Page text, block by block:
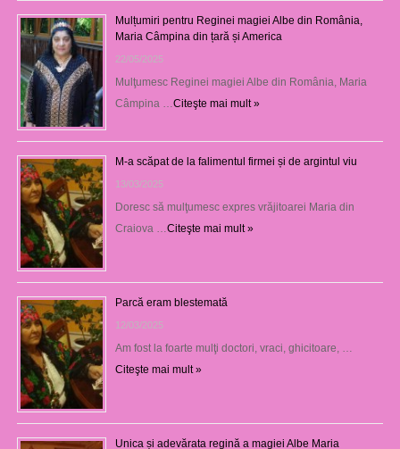
Mulțumiri pentru Reginei magiei Albe din România,
Maria Câmpina din țară și America
22/05/2025
Mulţumesc Reginei magiei Albe din România, Maria
Câmpina … Citeşte mai mult »
M-a scăpat de la falimentul firmei și de argintul viu
13/03/2025
Doresc să mulţumesc expres vrăjitoarei Maria din
Craiova … Citeşte mai mult »
Parcă eram blestemată
12/03/2025
Am fost la foarte mulţi doctori, vraci, ghicitoare, …
Citeşte mai mult »
Unica și adevărata regină a magiei Albe Maria